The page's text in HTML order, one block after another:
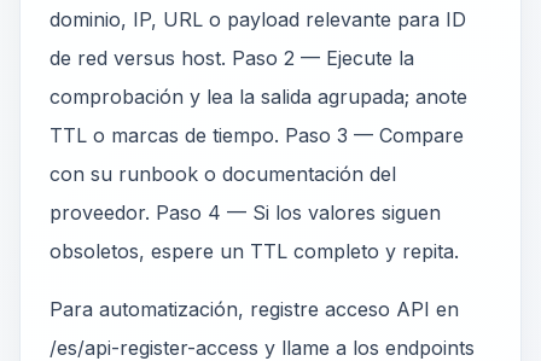
dominio, IP, URL o payload relevante para ID
de red versus host. Paso 2 — Ejecute la
comprobación y lea la salida agrupada; anote
TTL o marcas de tiempo. Paso 3 — Compare
con su runbook o documentación del
proveedor. Paso 4 — Si los valores siguen
obsoletos, espere un TTL completo y repita.
Para automatización, registre acceso API en
/es/api-register-access y llame a los endpoints